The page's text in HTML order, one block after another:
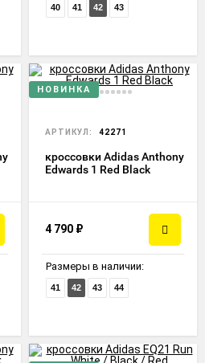
40 41 42 43
НОВИНКА
АРТИКУЛ: 42271
кроссовки Adidas Anthony
Edwards 1 Red Black
4 790 ₽
Размеры в наличии:
41 42 43 44